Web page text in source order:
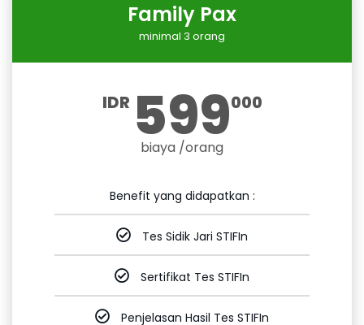
Family Pax
minimal 3 orang
IDR 599000
biaya /orang
Benefit yang didapatkan :
Tes Sidik Jari STIFIn
Sertifikat Tes STIFIn
Penjelasan Hasil Tes STIFIn